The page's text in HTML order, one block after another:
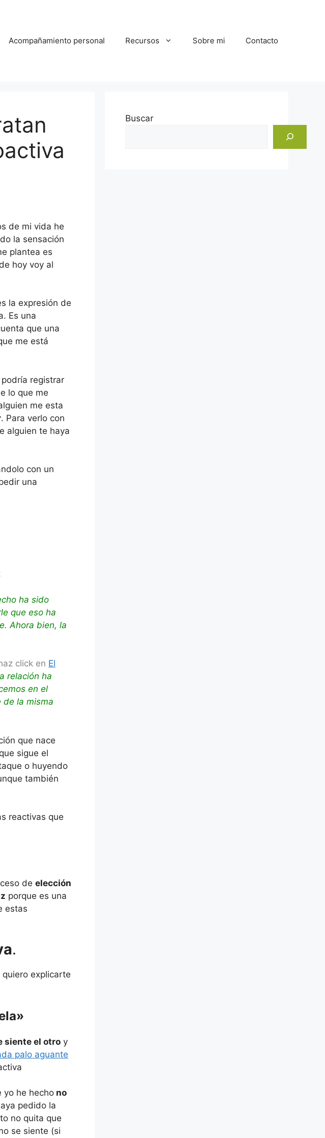
Acompañamiento personal Recursos Sobre mi Contacto
de mi vida he
la sensación
plantea es
hoy voy al
la expresión de
Es una
que una
me está
registrar
lo que me
me esta
. Para verlo con
alguien te haya
con un
una
ha sido
que eso ha
Ahora bien, la
click en El
relación ha
en el
la misma
que nace
sigue el
o huyendo
también
reactivas que
de elección
porque es una
estas
.
explicarte
siente el otro y
palo aguante
yo he hecho no
pedido la
no quita que
se siente (si
Buscar